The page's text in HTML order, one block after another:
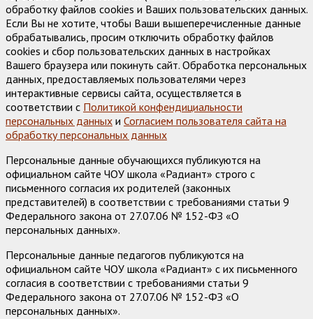
обработку файлов cookies и Ваших пользовательских данных.
Если Вы не хотите, чтобы Ваши вышеперечисленные данные
обрабатывались, просим отключить обработку файлов
cookies и сбор пользовательских данных в настройках
Вашего браузера или покинуть сайт. Обработка персональных
данных, предоставляемых пользователями через
интерактивные сервисы сайта, осуществляется в
соответствии с Политикой конфендициальности
персональных данных и Согласием пользователя сайта на
обработку персональных данных
Персональные данные обучающихся публикуются на
официальном сайте ЧОУ школа «Радиант» строго с
письменного согласия их родителей (законных
представителей) в соответствии с требованиями статьи 9
Федерального закона от 27.07.06 № 152-ФЗ «О
персональных данных».
Персональные данные педагогов публикуются на
официальном сайте ЧОУ школа «Радиант» с их письменного
согласия в соответствии с требованиями статьи 9
Федерального закона от 27.07.06 № 152-ФЗ «О
персональных данных».